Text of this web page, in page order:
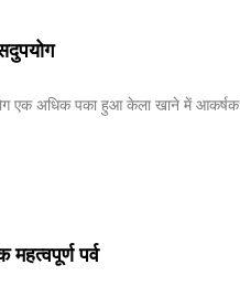
एक अधिक पका हुआ केला खाने में आकर्षक
महत्वपूर्ण पर्व